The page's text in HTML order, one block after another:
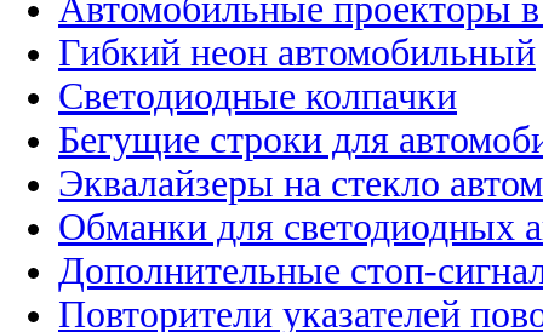
Автомобильные проекторы
Гибкий неон автомобильный
Светодиодные колпачки
Бегущие строки для
Эквалайзеры на стекло
Обманки для светодиодных
Дополнительные стоп-
Повторители указателей